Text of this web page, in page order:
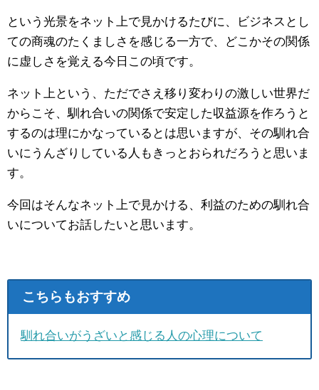
という光景をネット上で見かけるたびに、ビジネスとし
ての商魂のたくましさを感じる一方で、どこかその関係
に虚しさを覚える今日この頃です。
ネット上という、ただでさえ移り変わりの激しい世界だ
からこそ、馴れ合いの関係で安定した収益源を作ろうと
するのは理にかなっているとは思いますが、その馴れ合
いにうんざりしている人もきっとおられだろうと思いま
す。
今回はそんなネット上で見かける、利益のための馴れ合
いについてお話したいと思います。
こちらもおすすめ
馴れ合いがうざいと感じる人の心理について